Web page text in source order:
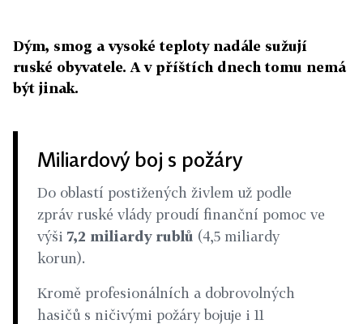
Dým, smog a vysoké teploty nadále sužují
ruské obyvatele. A v příštích dnech tomu nemá
být jinak.
Miliardový boj s požáry
Do oblastí postižených živlem už podle
zpráv ruské vlády proudí finanční pomoc ve
výši 7,2 miliardy rublů (4,5 miliardy
korun).
Kromě profesionálních a dobrovolných
hasičů s ničivými požáry bojuje i 11